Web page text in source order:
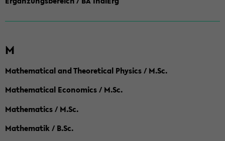
M
Mathematical and Theoretical Physics / M.Sc.
Mathematical Economics / M.Sc.
Mathematics / M.Sc.
Mathematik / B.Sc.